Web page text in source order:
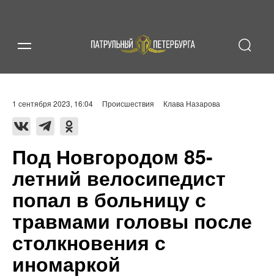
1 сентября 2023, 16:04 Происшествия Клава Назарова
Под Новгородом 85-
летний велосипедист
попал в больницу с
травмами головы после
столкновения с
иномаркой